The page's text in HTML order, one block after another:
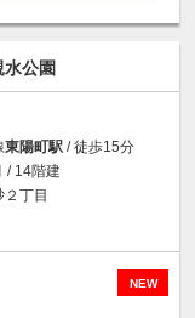
公園
東陽町駅 / 徒歩15分
/ 14階建
丁目
NEW